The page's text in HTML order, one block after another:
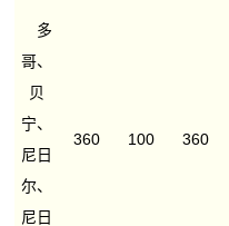
多
哥、
贝
宁、
尼日
尔、
尼日
360 100 360